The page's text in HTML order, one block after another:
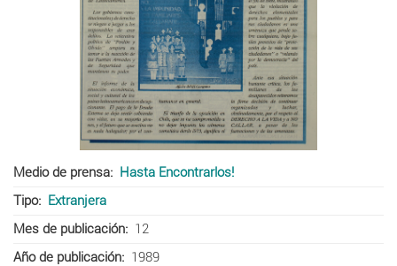
Medio de prensa
Hasta Encontrarlos!
Tipo
Extranjera
Mes de publicación
12
Año de publicación
1989